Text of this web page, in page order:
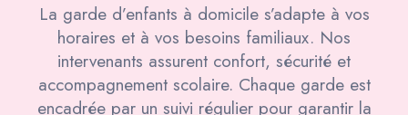
La garde d’enfants à domicile s’adapte à vos
horaires et à vos besoins familiaux. Nos
intervenants assurent confort, sécurité et
accompagnement scolaire. Chaque garde est
encadrée par un suivi régulier pour garantir la